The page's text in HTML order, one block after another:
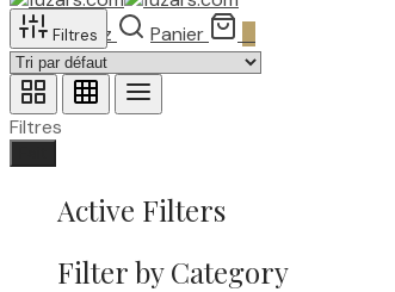
Recherchez Panier
Filtres
Filtres
Active Filters
Filter by Category